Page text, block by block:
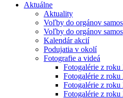
Aktuálne
Aktuality
Voľby do orgánov
Voľby do orgánov
Kalendár akcií
Podujatia v okolí
Fotografie a videá
Fotogalérie z roku
Fotogalérie z roku
Fotogalérie z roku
Fotogalérie z roku